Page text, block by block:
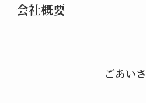
会社概要
ごあい